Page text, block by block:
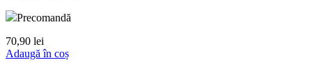
Precomandă
70,90 lei
Adaugă în coș